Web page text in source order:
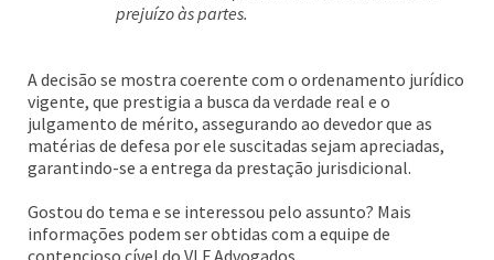
prejuízo às partes.
A decisão se mostra coerente com o ordenamento jurídico
vigente, que prestigia a busca da verdade real e o
julgamento de mérito, assegurando ao devedor que as
matérias de defesa por ele suscitadas sejam apreciadas,
garantindo-se a entrega da prestação jurisdicional.
Gostou do tema e se interessou pelo assunto? Mais
informações podem ser obtidas com a equipe de
contencioso cível do VLF Advogados.